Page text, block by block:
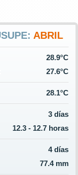
ABRIL
28.9°C
27.6°C
28.1°C
3 días
12.3 - 12.7 horas
4 días
77.4 mm